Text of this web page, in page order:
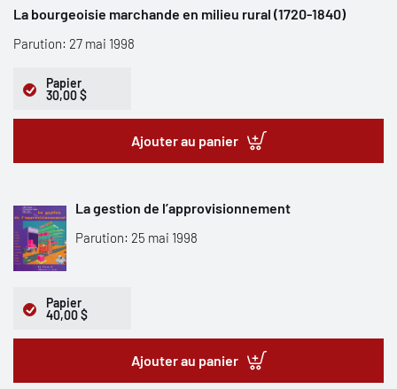
La bourgeoisie marchande en milieu rural (1720-1840)
Parution: 27 mai 1998
Papier
30,00 $
Ajouter au panier
La gestion de l’approvisionnement
Parution: 25 mai 1998
Papier
40,00 $
Ajouter au panier